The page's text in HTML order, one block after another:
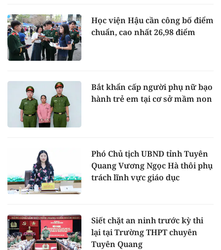
Học viện Hậu cần công bố điểm
chuẩn, cao nhất 26,98 điểm
Bắt khẩn cấp người phụ nữ bạo
hành trẻ em tại cơ sở mầm non
Phó Chủ tịch UBND tỉnh Tuyên
Quang Vương Ngọc Hà thôi phụ
trách lĩnh vực giáo dục
Siết chặt an ninh trước kỳ thi
lại tại Trường THPT chuyên
Tuyên Quang